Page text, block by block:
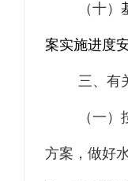
（十）
案实施进度安
三、有
（一）
方案，做好